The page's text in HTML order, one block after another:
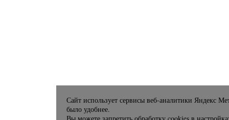
Сайт использует сервисы веб-аналитики Яндекс
было удобнее.